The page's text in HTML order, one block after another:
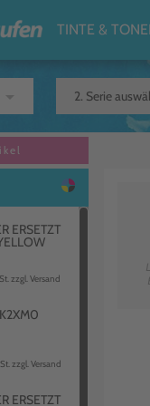
TINTE &
ERSETZT
zzgl. Versand
zzgl. Versand
ERSETZT